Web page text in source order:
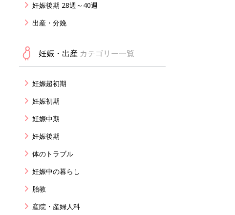
妊娠後期 28週～40週
出産・分娩
妊娠・出産 カテゴリー一覧
妊娠超初期
妊娠初期
妊娠中期
妊娠後期
体のトラブル
妊娠中の暮らし
胎教
産院・産婦人科